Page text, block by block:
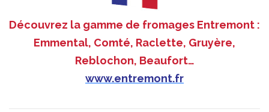
Découvrez la gamme de fromages Entremont :
Emmental, Comté, Raclette, Gruyère,
Reblochon, Beaufort…
www.entremont.fr